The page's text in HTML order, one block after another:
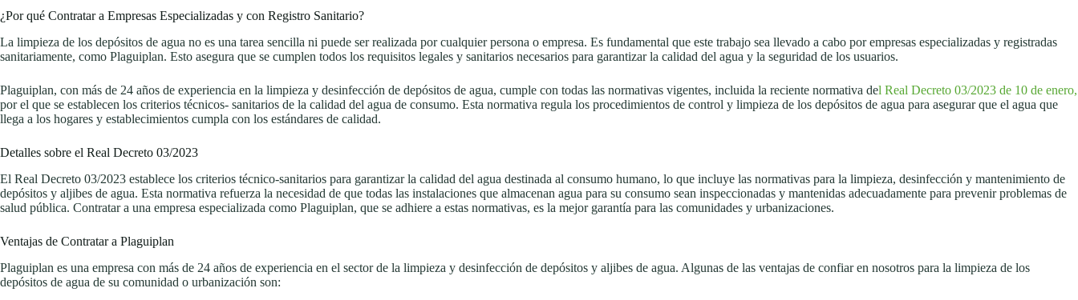
¿Por qué Contratar a Empresas Especializadas y con Registro Sanitario?
La limpieza de los depósitos de agua no es una tarea sencilla ni puede ser realizada por cualquier persona o empresa. Es fundamental que este trabajo sea llevado a cabo por empresas especializadas y registradas
sanitariamente, como Plaguiplan. Esto asegura que se cumplen todos los requisitos legales y sanitarios necesarios para garantizar la calidad del agua y la seguridad de los usuarios.
Plaguiplan, con más de 24 años de experiencia en la limpieza y desinfección de depósitos de agua, cumple con todas las normativas vigentes, incluida la reciente normativa del Real Decreto 03/2023 de 10 de enero,
por el que se establecen los criterios técnicos- sanitarios de la calidad del agua de consumo. Esta normativa regula los procedimientos de control y limpieza de los depósitos de agua para asegurar que el agua que
llega a los hogares y establecimientos cumpla con los estándares de calidad.
Detalles sobre el Real Decreto 03/2023
El Real Decreto 03/2023 establece los criterios técnico-sanitarios para garantizar la calidad del agua destinada al consumo humano, lo que incluye las normativas para la limpieza, desinfección y mantenimiento de
depósitos y aljibes de agua. Esta normativa refuerza la necesidad de que todas las instalaciones que almacenan agua para su consumo sean inspeccionadas y mantenidas adecuadamente para prevenir problemas de
salud pública. Contratar a una empresa especializada como Plaguiplan, que se adhiere a estas normativas, es la mejor garantía para las comunidades y urbanizaciones.
Ventajas de Contratar a Plaguiplan
Plaguiplan es una empresa con más de 24 años de experiencia en el sector de la limpieza y desinfección de depósitos y aljibes de agua. Algunas de las ventajas de confiar en nosotros para la limpieza de los
depósitos de agua de su comunidad o urbanización son: